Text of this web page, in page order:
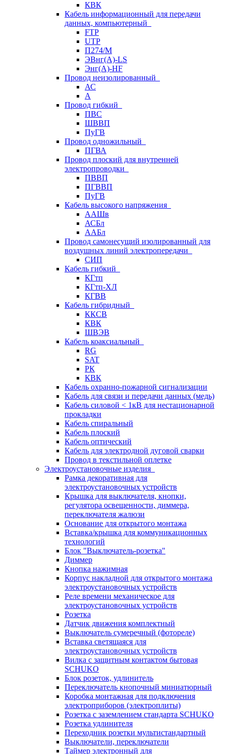
КВК
Кабель информационный для передачи
данных, компьютерный
FTP
UTP
П274/М
ЭВнг(А)-LS
Энг(А)-HF
Провод неизолированный
АС
А
Провод гибкий
ПВС
ШВВП
ПуГВ
Провод одножильный
ПГВА
Провод плоский для внутренней
электропроводки
ПВВП
ПГВВП
ПуГВ
Кабель высокого напряжения
ААШв
АСБл
ААБл
Провод самонесущий изолированный для
воздушных линий электропередачи
СИП
Кабель гибкий
КГтп
КГтп-ХЛ
КГВВ
Кабель гибридный
ККСВ
КВК
ШВЭВ
Кабель коаксиальный
RG
SAT
РК
КВК
Кабель охранно-пожарной сигнализации
Кабель для связи и передачи данных (медь)
Кабель силовой < 1кВ для нестационарной
прокладки
Кабель спиральный
Кабель плоский
Кабель оптический
Кабель для электродной дуговой сварки
Провод в текстильной оплетке
Электроустановочные изделия
Рамка декоративная для
электроустановочных устройств
Крышка для выключателя, кнопки,
регулятора освещенности, диммера,
переключателя жалюзи
Основание для открытого монтажа
Вставка/крышка для коммуникационных
технологий
Блок "Выключатель-розетка"
Диммер
Кнопка нажимная
Корпус накладной для открытого монтажа
электроустановочных устройств
Реле времени механическое для
электроустановочных устройств
Розетка
Датчик движения комплектный
Выключатель сумеречный (фотореле)
Вставка светящаяся для
электроустановочных устройств
Вилка с защитным контактом бытовая
SCHUKO
Блок розеток, удлинитель
Переключатель кнопочный миниатюрный
Коробка монтажная для подключения
электроприборов (электроплиты)
Розетка с заземлением стандарта SCHUKO
Розетка удлинителя
Переходник розетки мультистандартный
Выключатели, переключатели
Таймер электронный для